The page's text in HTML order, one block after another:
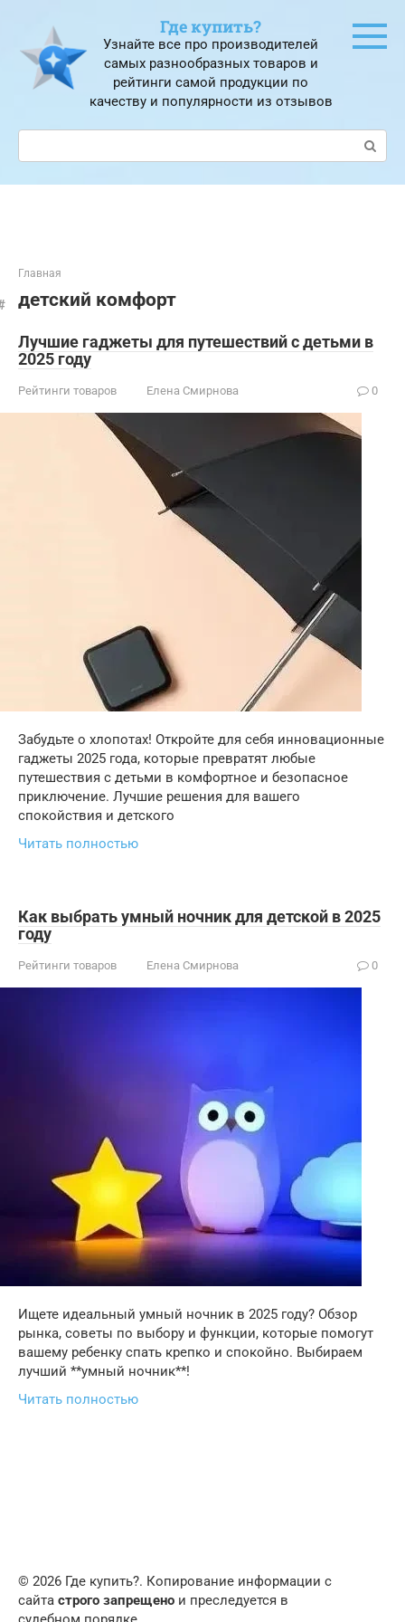
контенту
Где купить?
Узнайте все про производителей
самых разнообразных товаров и
рейтинги самой продукции по
качеству и популярности из отзывов
Поиск:
Главная
детский комфорт
Лучшие гаджеты для путешествий с детьми в
2025 году
Рейтинги товаров Елена Смирнова 0
Забудьте о хлопотах! Откройте для себя инновационные
гаджеты 2025 года, которые превратят любые
путешествия с детьми в комфортное и безопасное
приключение. Лучшие решения для вашего
спокойствия и детского
Читать полностью
Как выбрать умный ночник для детской в 2025
году
Рейтинги товаров Елена Смирнова 0
Ищете идеальный умный ночник в 2025 году? Обзор
рынка, советы по выбору и функции, которые помогут
вашему ребенку спать крепко и спокойно. Выбираем
лучший **умный ночник**!
Читать полностью
© 2026 Где купить?. Копирование информации с
сайта строго запрещено и преследуется в